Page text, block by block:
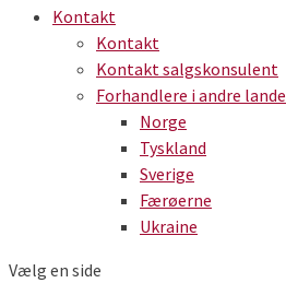
Kontakt
Kontakt
Kontakt salgskonsulent
Forhandlere i andre lande
Norge
Tyskland
Sverige
Færøerne
Ukraine
Vælg en side